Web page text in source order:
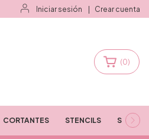
Iniciar sesión Crear cuenta
(0)
CORTANTES STENCILS STAMPS